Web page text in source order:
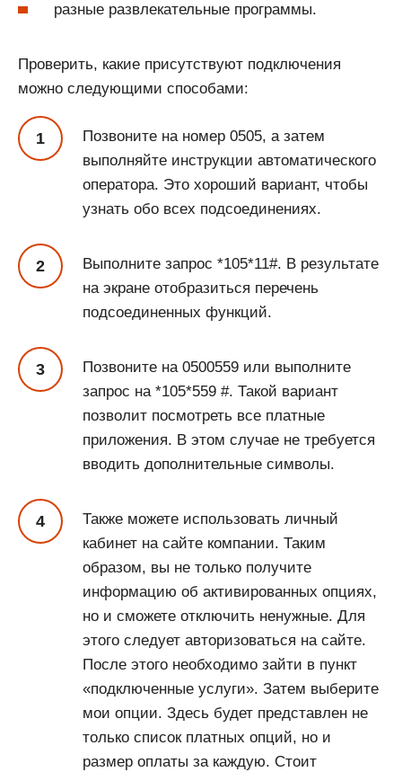
разные развлекательные программы.
Проверить, какие присутствуют подключения
можно следующими способами:
Позвоните на номер 0505, а затем
выполняйте инструкции автоматического
оператора. Это хороший вариант, чтобы
узнать обо всех подсоединениях.
Выполните запрос *105*11#. В результате
на экране отобразиться перечень
подсоединенных функций.
Позвоните на 0500559 или выполните
запрос на *105*559 #. Такой вариант
позволит посмотреть все платные
приложения. В этом случае не требуется
вводить дополнительные символы.
Также можете использовать личный
кабинет на сайте компании. Таким
образом, вы не только получите
информацию об активированных опциях,
но и сможете отключить ненужные. Для
этого следует авторизоваться на сайте.
После этого необходимо зайти в пункт
«подключенные услуги». Затем выберите
мои опции. Здесь будет представлен не
только список платных опций, но и
размер оплаты за каждую. Стоит